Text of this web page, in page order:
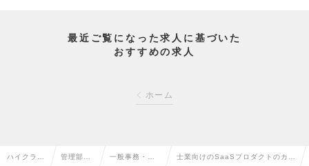
最近ご覧になった求人に基づいた
おすすめの求人
ホーム
ハイクラス 管理部門 一般事務・営 士業向けのSaaSプロダクトのカス